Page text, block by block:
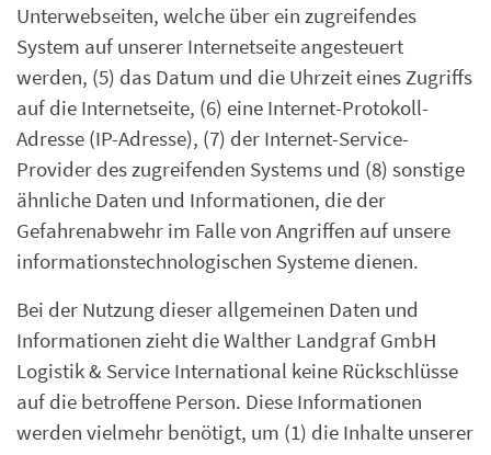
Unterwebseiten, welche über ein zugreifendes
System auf unserer Internetseite angesteuert
werden, (5) das Datum und die Uhrzeit eines Zugriffs
auf die Internetseite, (6) eine Internet-Protokoll-
Adresse (IP-Adresse), (7) der Internet-Service-
Provider des zugreifenden Systems und (8) sonstige
ähnliche Daten und Informationen, die der
Gefahrenabwehr im Falle von Angriffen auf unsere
informationstechnologischen Systeme dienen.
Bei der Nutzung dieser allgemeinen Daten und
Informationen zieht die Walther Landgraf GmbH
Logistik & Service International keine Rückschlüsse
auf die betroffene Person. Diese Informationen
werden vielmehr benötigt, um (1) die Inhalte unserer